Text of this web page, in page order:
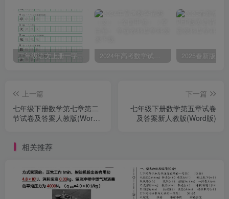
三年级语文上册一字三描红写字表字帖 2024年高考数学试卷（文）（全国甲卷）（空白卷）
上一篇
七年级下册数学第七章第二
节试卷及答案人教版(Word
下一篇
七年级下册数学第五章试卷
及答案新人教版(Word版)
相关推荐